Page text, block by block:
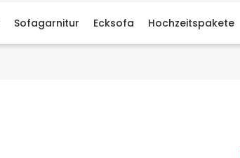
Sofagarnitur Ecksofa Hochzeitspakete